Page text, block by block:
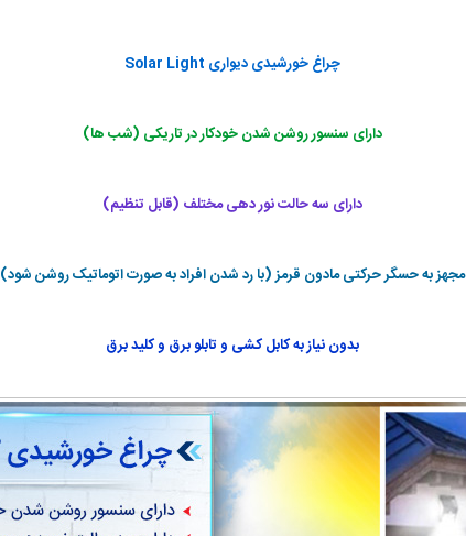
چراغ خورشیدی دیواری Solar Light
دارای سنسور روشن شدن خودکار در تاریکی (شب ها)
دارای سه حالت نور دهی مختلف (قابل تنظیم)
مجهز به حسگر حرکتی مادون قرمز (با رد شدن افراد به صورت اتوماتیک روشن شود)
بدون نیاز به کابل کشی و تابلو برق و کلید برق